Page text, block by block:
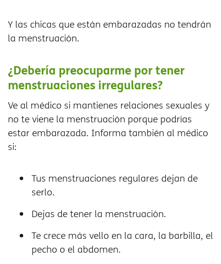
Y las chicas que están embarazadas no tendrán
la menstruación.
¿Debería preocuparme por tener
menstruaciones irregulares?
Ve al médico si mantienes relaciones sexuales y
no te viene la menstruación porque podrías
estar embarazada. Informa también al médico
si:
Tus menstruaciones regulares dejan de
serlo.
Dejas de tener la menstruación.
Te crece más vello en la cara, la barbilla, el
pecho o el abdomen.